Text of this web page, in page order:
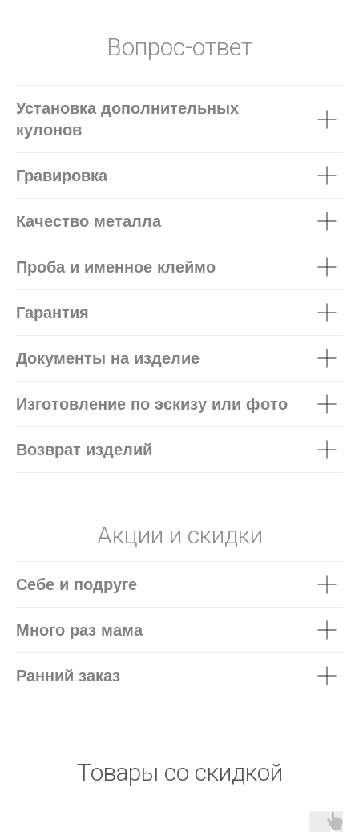
Вопрос-ответ
Установка дополнительных
кулонов
Гравировка
Качество металла
Проба и именное клеймо
Гарантия
Документы на изделие
Изготовление по эскизу или фото
Возврат изделий
Акции и скидки
Себе и подруге
Много раз мама
Ранний заказ
Товары со скидкой